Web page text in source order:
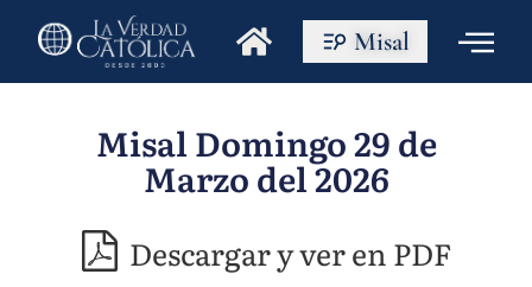
Misal
Misal Domingo 29 de
Marzo del 2026
Descargar y ver en PDF